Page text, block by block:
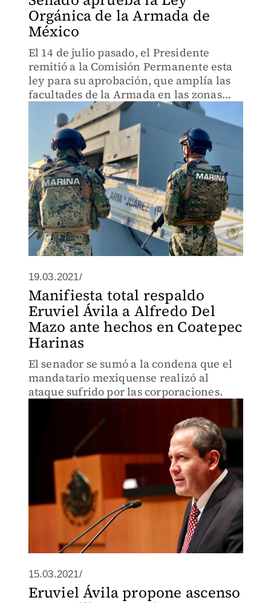
Orgánica de la Armada de
México
El 14 de julio pasado, el Presidente
remitió a la Comisión Permanente esta
ley para su aprobación, que amplía las
facultades de la Armada en las zonas
19.03.2021/
Manifiesta total respaldo
Eruviel Ávila a Alfredo Del
Mazo ante hechos en Coatepec
Harinas
El senador se sumó a la condena que el
mandatario mexiquense realizó al
ataque sufrido por las corporaciones.
15.03.2021/
Eruviel Ávila propone ascenso